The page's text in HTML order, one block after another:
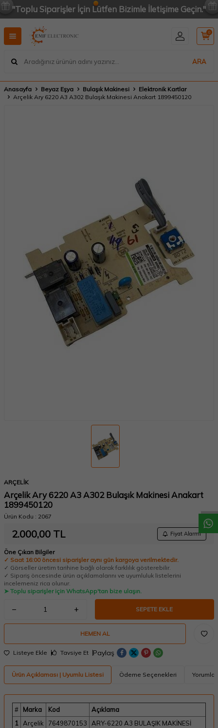
WhatappDesteHatt
"Toplu Siparişler İçin Lütfen Bizimle İletişime Geçin."
ARA
0
Anasayfa Beyaz Eşya Bulaşık Makinesi
Elektronik Kartlar
Arçelik Ary 6220 A3 A302 Bulaşık Makinesi Anakart 1899450120
ARÇELİK
Arçelik Ary 6220 A3 A302 Bulaşık Makinesi Anakart
1899450120
Ürün Kodu : 2067
2.000,00 TL Fiyat Alarmı
Öne Çıkan Bilgiler
✓ Saat 16:00 öncesi siparişler aynı gün kargoya verilmektedir.
✓ Görseller üretim tarihine bağlı olarak farklılık gösterebilir.
✓ Sipariş öncesinde ürün açıklamalarını ve uyumluluk listelerini
incelemeniz rica olunur.
➤ Toplu siparişler için WhatsApp'tan bize ulaşın.
SEPETE EKLE
HEMEN AL
Listeye Ekle Tavsiye Et Paylaş
Ürün Açıklaması | Uyumlu Listesi Ödeme Seçenekleri Yorumlar
# Marka Kod
Açıklama
1 Arçelik 7649870153 ARY-6220 A3 BULAŞIK MAKİNESİ